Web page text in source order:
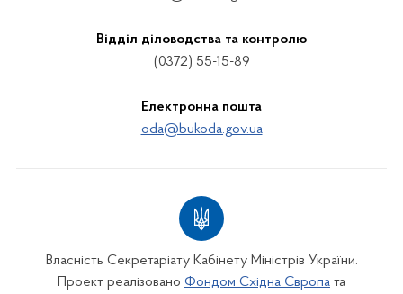
Відділ діловодства та контролю
(0372) 55-15-89
Електронна пошта
oda@bukoda.gov.ua
Власність Секретаріату Кабінету Міністрів України.
Проект реалізовано Фондом Східна Європа та